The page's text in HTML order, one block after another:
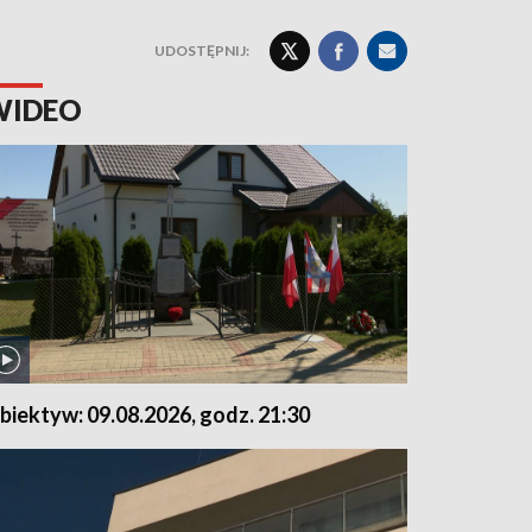
UDOSTĘPNIJ:
09.08.2026, godz. 21:30